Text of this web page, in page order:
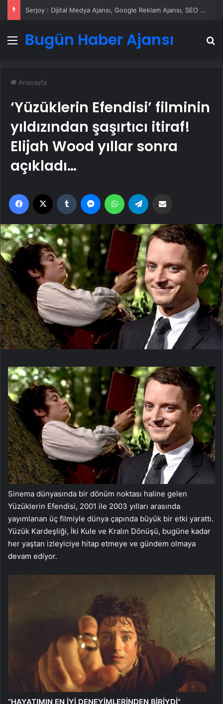
Serjoy : Dijital Medya Ajansı, Google Reklam Ajansı, SEO Ajansı ve Web Tasarım Ajansı
Menü
Bugün Haber Ajansı
Anasayfa
‘Yüzüklerin Efendisi’ filminin
yıldızından şaşırtıcı itiraf!
Elijah Wood yıllar sonra
açıkladı…
Facebook Tumblr MessengerWhatsApp
Sinema dünyasında bir dönüm noktası haline gelen
Yüzüklerin Efendisi, 2001 ile 2003 yılları arasında
yayımlanan üç filmiyle dünya çapında büyük bir etki yarattı.
Yüzük Kardeşliği, İki Kule ve Kralın Dönüşü, bugüne kadar
her yaştan izleyiciye hitap etmeye ve gündem olmaya
devam ediyor.
“HAYATIMIN EN İYİ DENEYİMLERİNDEN BİRİYDİ”